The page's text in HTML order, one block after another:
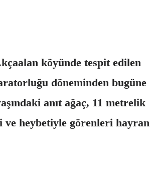
köyünde tespit edilen
döneminden bugüne
anıt ağaç, 11 metrelik
ve heybetiyle görenleri hayran